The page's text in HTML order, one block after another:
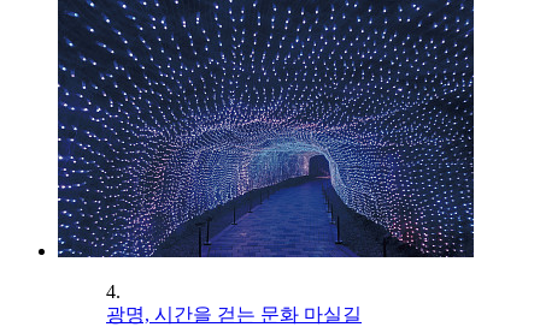
4.
광명, 시간을 걷는 문화 마실길